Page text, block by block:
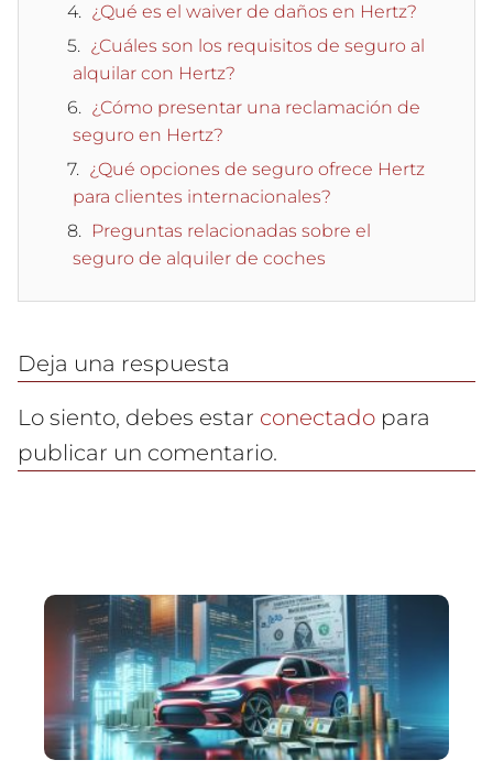
¿Qué es el waiver de daños en Hertz?
¿Cuáles son los requisitos de seguro al
alquilar con Hertz?
¿Cómo presentar una reclamación de
seguro en Hertz?
¿Qué opciones de seguro ofrece Hertz
para clientes internacionales?
Preguntas relacionadas sobre el
seguro de alquiler de coches
Deja una respuesta
Lo siento, debes estar conectado para
publicar un comentario.